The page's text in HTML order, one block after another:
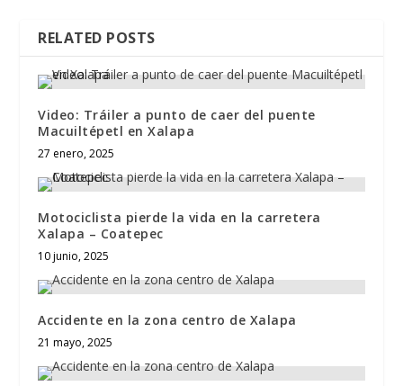
RELATED POSTS
Video: Tráiler a punto de caer del puente
Macuiltépetl en Xalapa
27 enero, 2025
Motociclista pierde la vida en la carretera
Xalapa – Coatepec
10 junio, 2025
Accidente en la zona centro de Xalapa
21 mayo, 2025